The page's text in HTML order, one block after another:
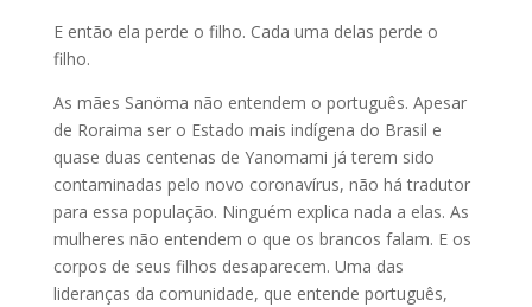
E então ela perde o filho. Cada uma delas perde o
filho.
As mães Sanöma não entendem o português. Apesar
de Roraima ser o Estado mais indígena do Brasil e
quase duas centenas de Yanomami já terem sido
contaminadas pelo novo coronavírus, não há tradutor
para essa população. Ninguém explica nada a elas. As
mulheres não entendem o que os brancos falam. E os
corpos de seus filhos desaparecem. Uma das
lideranças da comunidade, que entende português,